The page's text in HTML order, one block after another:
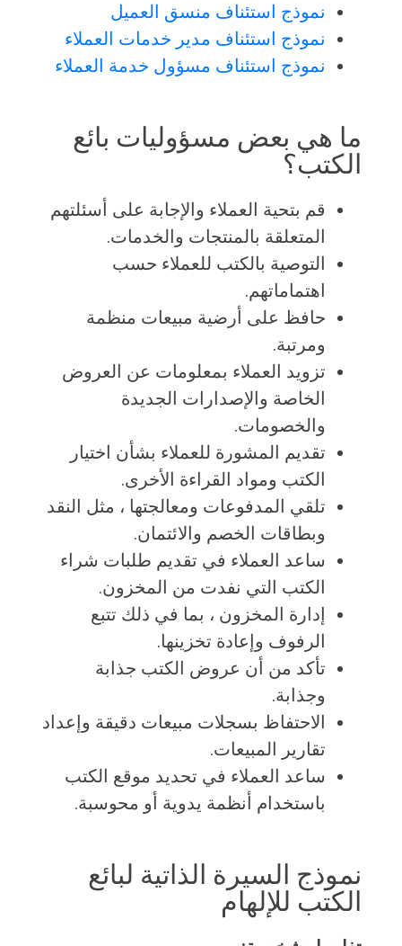
نموذج استئناف منسق العميل
نموذج استئناف مدير خدمات العملاء
نموذج استئناف مسؤول خدمة العملاء
ما هي بعض مسؤوليات بائع
الكتب؟
قم بتحية العملاء والإجابة على أسئلتهم
المتعلقة بالمنتجات والخدمات.
التوصية بالكتب للعملاء حسب
اهتماماتهم.
حافظ على أرضية مبيعات منظمة
ومرتبة.
تزويد العملاء بمعلومات عن العروض
الخاصة والإصدارات الجديدة
والخصومات.
تقديم المشورة للعملاء بشأن اختيار
الكتب ومواد القراءة الأخرى.
تلقي المدفوعات ومعالجتها ، مثل النقد
وبطاقات الخصم والائتمان.
ساعد العملاء في تقديم طلبات شراء
الكتب التي نفدت من المخزون.
إدارة المخزون ، بما في ذلك تتبع
الرفوف وإعادة تخزينها.
تأكد من أن عروض الكتب جذابة
وجذابة.
الاحتفاظ بسجلات مبيعات دقيقة وإعداد
تقارير المبيعات.
ساعد العملاء في تحديد موقع الكتب
باستخدام أنظمة يدوية أو محوسبة.
نموذج السيرة الذاتية لبائع
الكتب للإلهام